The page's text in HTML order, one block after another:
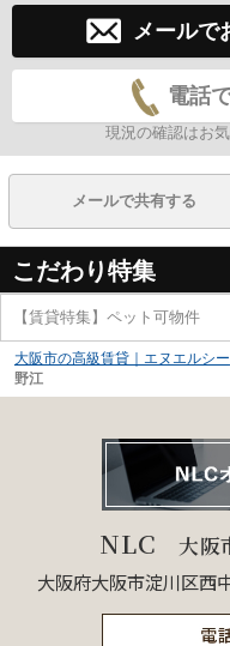
メールで
電話
現況の確認はお
メールで共有する
こだわり特集
【賃貸特集】ペット可物件
大阪市の高級賃貸｜エヌエルシー
野江
NLC 大阪
大阪府大阪市淀川区西